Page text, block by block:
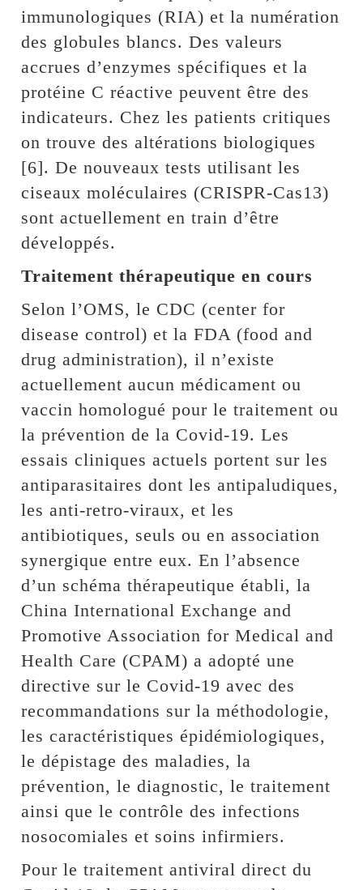
immunologiques (RIA) et la numération
des globules blancs. Des valeurs
accrues d’enzymes spécifiques et la
protéine C réactive peuvent être des
indicateurs. Chez les patients critiques
on trouve des altérations biologiques
[6]. De nouveaux tests utilisant les
ciseaux moléculaires (CRISPR-Cas13)
sont actuellement en train d’être
développés.
Traitement thérapeutique en cours
Selon l’OMS, le CDC (center for
disease control) et la FDA (food and
drug administration), il n’existe
actuellement aucun médicament ou
vaccin homologué pour le traitement ou
la prévention de la Covid-19. Les
essais cliniques actuels portent sur les
antiparasitaires dont les antipaludiques,
les anti-retro-viraux, et les
antibiotiques, seuls ou en association
synergique entre eux. En l’absence
d’un schéma thérapeutique établi, la
China International Exchange and
Promotive Association for Medical and
Health Care (CPAM) a adopté une
directive sur le Covid-19 avec des
recommandations sur la méthodologie,
les caractéristiques épidémiologiques,
le dépistage des maladies, la
prévention, le diagnostic, le traitement
ainsi que le contrôle des infections
nosocomiales et soins infirmiers.
Pour le traitement antiviral direct du